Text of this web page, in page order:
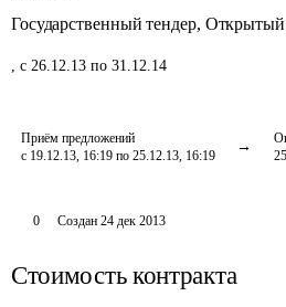
Государственный тендер, Открытый
, с 26.12.13 по 31.12.14
Приём предложений
с 19.12.13, 16:19 по 25.12.13, 16:19
0 Создан 24 дек 2013
Стоимость контракта